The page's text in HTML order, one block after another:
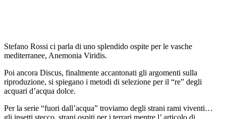
Stefano Rossi ci parla di uno splendido ospite per le vasche
mediterranee, Anemonia Viridis.
Poi ancora Discus, finalmente accantonati gli argomenti sulla
riproduzione, si spiegano i metodi di selezione per il “re” degli
acquari d’acqua dolce.
Per la serie “fuori dall’acqua” troviamo degli strani rami viventi…
gli insetti stecco, strani ospiti per i terrari mentre l’ articolo di